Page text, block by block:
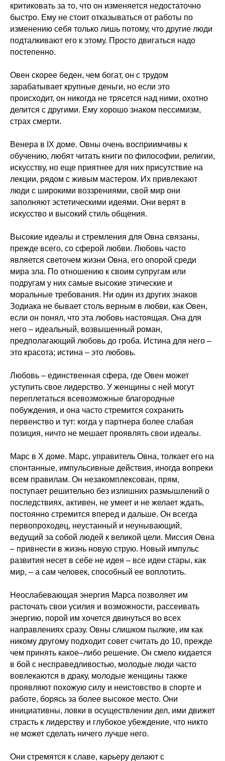
критиковать за то, что он изменяется недостаточно
быстро. Ему не стоит отказываться от работы по
изменению себя только лишь потому, что другие люди
подталкивают его к этому. Просто двигаться надо
постепенно.
Овен скорее беден, чем богат, он с трудом
зарабатывает крупные деньги, но если это
происходит, он никогда не трясется над ними, охотно
делится с другими. Ему хорошо знаком пессимизм,
страх смерти.
Венера в IX доме. Овны очень восприимчивы к
обучению, любят читать книги по философии, религии,
искусству, но еще приятнее для них присутствие на
лекции, рядом с живым мастером. Их привлекают
люди с широкими воззрениями, свой мир они
заполняют эстетическими идеями. Они верят в
искусство и высокий стиль общения.
Высокие идеалы и стремления для Овна связаны,
прежде всего, со сферой любви. Любовь часто
является светочем жизни Овна, его опорой среди
мира зла. По отношению к своим супругам или
подругам у них самые высокие этические и
моральные требования. Ни один из других знаков
Зодиака не бывает столь верным в любви, как Овен,
если он понял, что эта любовь настоящая. Она для
него – идеальный, возвышенный роман,
предполагающий любовь до гроба. Истина для него –
это красота; истина – это любовь.
Любовь – единственная сфера, где Овен может
уступить свое лидерство. У женщины с ней могут
переплетаться всевозможные благородные
побуждения, и она часто стремится сохранить
первенство и тут: когда у партнера более слабая
позиция, ничто не мешает проявлять свои идеалы.
Марс в X доме. Марс, управитель Овна, толкает его на
спонтанные, импульсивные действия, иногда вопреки
всем правилам. Он незакомплексован, прям,
поступает решительно без излишних размышлений о
последствиях, активен, не умеет и не желает ждать,
постоянно стремится вперед и дальше. Он всегда
первопроходец, неустанный и неунывающий,
ведущий за собой людей к великой цели. Миссия Овна
– привнести в жизнь новую струю. Новый импульс
развития несет в себе не идея – все идеи стары, как
мир, – а сам человек, способный ее воплотить.
Неослабевающая энергия Марса позволяет им
расточать свои усилия и возможности, рассеивать
энергию, порой им хочется двинуться во всех
направлениях сразу. Овны слишком пылкие, им как
никому другому подходит совет считать до 10, прежде
чем принять какое–либо решение. Он смело кидается
в бой с несправедливостью, молодые люди часто
вовлекаются в драку, молодые женщины также
проявляют похожую силу и неистовство в спорте и
работе, борясь за более высокое место. Они
инициативны, ловки в осуществлении дел, ими движет
страсть к лидерству и глубокое убеждение, что никто
не может сделать ничего лучше него.
Они стремятся к славе, карьеру делают с